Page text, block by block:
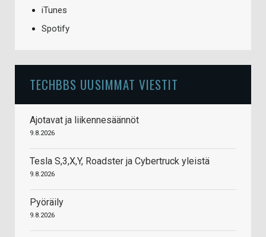
iTunes
Spotify
TECHBBS UUSIMMAT VIESTIT
Ajotavat ja liikennesäännöt
9.8.2026
Tesla S,3,X,Y, Roadster ja Cybertruck yleistä
9.8.2026
Pyöräily
9.8.2026